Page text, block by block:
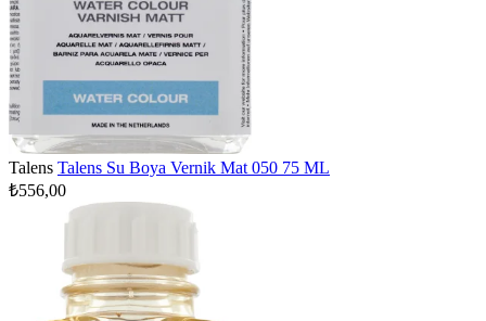
Talens Talens Su Boya Vernik Mat 050 75 ML
₺556,00